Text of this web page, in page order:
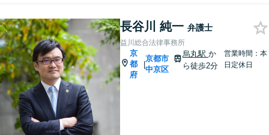
長谷川 純一 弁護士
益川総合法律事務所
京
都
府
|
京都市
中京区
烏丸駅 か
ら徒歩2分
営業時間：本
日定休日